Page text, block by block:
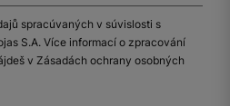
spracúvaných v súvislosti s
S.A. Více informací o zpracování
v Zásadách ochrany osobných